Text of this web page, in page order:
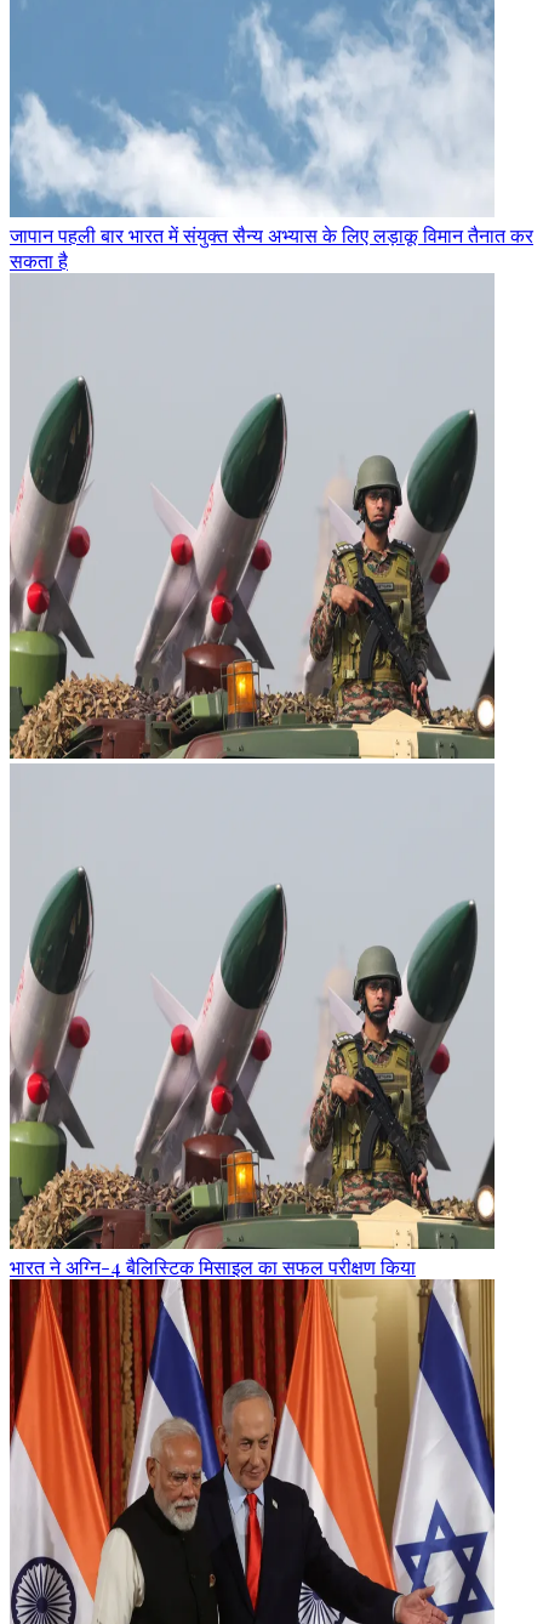
जापान पहली बार भारत में संयुक्त सैन्य अभ्यास के लिए लड़ाकू विमान तैनात कर
सकता है
भारत ने अग्नि-4 बैलिस्टिक मिसाइल का सफल परीक्षण किया